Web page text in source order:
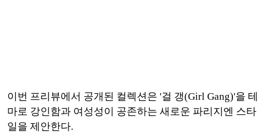
이번 프리뷰에서 공개된 컬렉션은 '걸 갱(Girl Gang)'을 테
마로 강인함과 여성성이 공존하는 새로운 파리지엔 스타
일을 제안한다.